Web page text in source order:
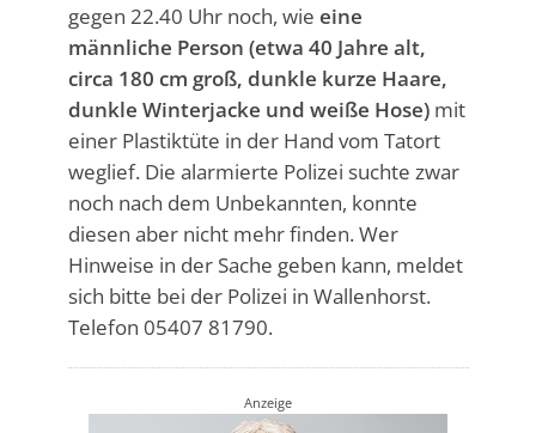
gegen 22.40 Uhr noch, wie eine
männliche Person (etwa 40 Jahre alt,
circa 180 cm groß, dunkle kurze Haare,
dunkle Winterjacke und weiße Hose)mit
einer Plastiktüte in der Hand vom Tatort
weglief. Die alarmierte Polizei suchte zwar
noch nach dem Unbekannten, konnte
diesen aber nicht mehr finden. Wer
Hinweise in der Sache geben kann, meldet
sich bitte bei der Polizei in Wallenhorst.
Telefon 05407 81790.
Anzeige